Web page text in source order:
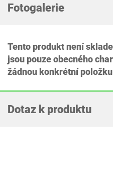
Fotogalerie
Tento produkt není
jsou pouze obecného
žádnou konkrétní
Dotaz k produktu